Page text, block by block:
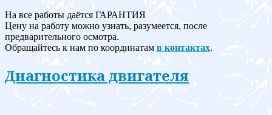
На все работы даётся ГАРАНТИЯ
Цену на работу можно узнать, разумеется, после
предварительного осмотра.
Обращайтесь к нам по координатам в контактах.
Диагностика двигателя